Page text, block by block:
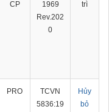
CP
1969
Rev.202
0
trì
PRO
TCVN
5836:19
Hủy
bỏ